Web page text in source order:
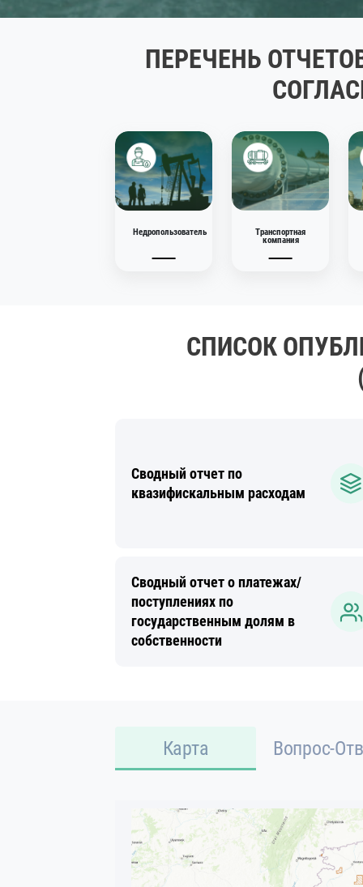
Объявление для
недропользователям
оцифровку контрактных,
быть представлены в
.xls/.xlsx)
29.12.2025
ПЕРЕЧЕНЬ
Недропользователь Транспортная
компания
СПИСОК
Сводный отчет по
квазифискальным расходам
Сводный отчет о платежах/
поступлениях по
государственным долям в
собственности
Карта Вопрос-